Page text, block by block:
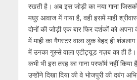
रखती है। अब इस जोड़ी का नया गाना
मधुर आवाज में गाया है, वही इसमें माही
दोनों की जोड़ी एक बार फिर दर्शकों को अपना
में माही का गैगस्टर वाला लुक बेहद ही
में उनका गुस्से वाला एटीट्यूड गज़ब का ही
कभी भी इस तरह का गाना परफॉर्म नहीं
उन्होंने दिखा दिया की वे भोजपुरी की दबंग